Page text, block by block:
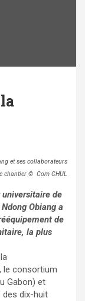
et ses collaborateurs
chantier © Com CHUL
de
Obiang a
de
la plus
le consortium
Gabon) et
des dix-huit